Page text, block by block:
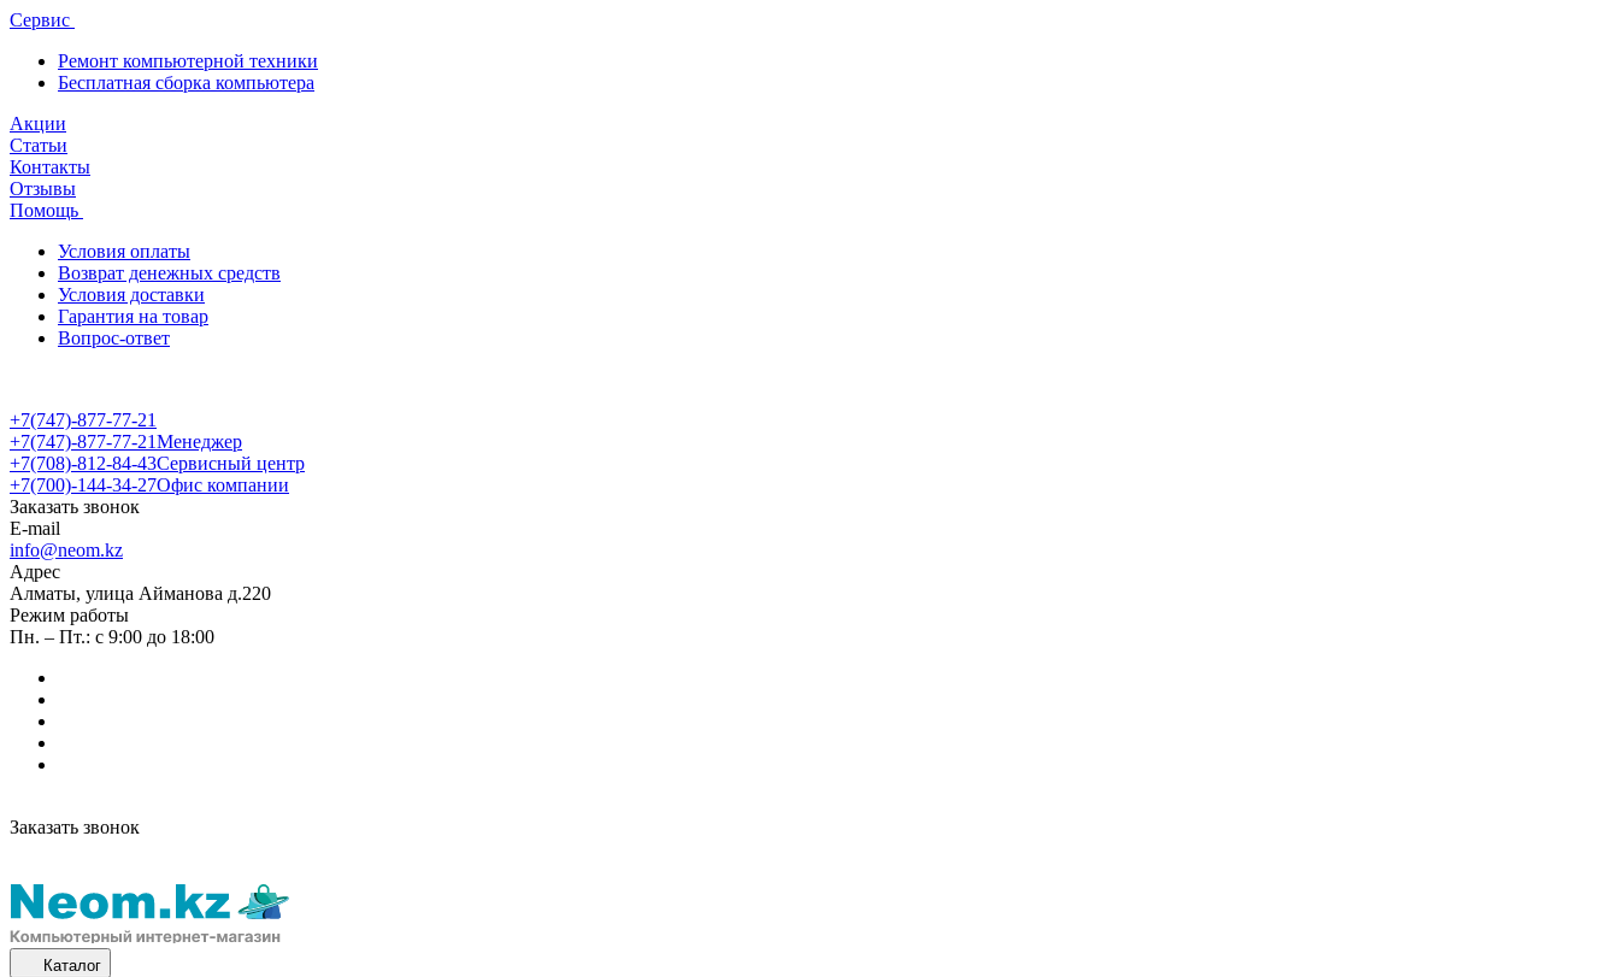
Сервис
Ремонт компьютерной техники
Бесплатная сборка компьютера
Акции
Статьи
Контакты
Отзывы
Помощь
Условия оплаты
Возврат денежных средств
Условия доставки
Гарантия на товар
Вопрос-ответ
+7(747)-877-77-21
+7(747)-877-77-21Менеджер
+7(708)-812-84-43Сервисный центр
+7(700)-144-34-27Офис компании
Заказать звонок
E-mail
info@neom.kz
Адрес
Алматы, улица Айманова д.220
Режим работы
Пн. – Пт.: с 9:00 до 18:00
Заказать звонок
Каталог